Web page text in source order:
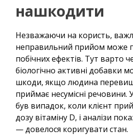
нашкодити
Незважаючи на користь,
неправильний прийом може
побічних ефектів. Тут варто
біологічно активні добавки
шкоди, якщо людина
приймає несумісні речовини.
був випадок, коли клієнт
дозу вітаміну D, і аналізи
— довелося коригувати стан.